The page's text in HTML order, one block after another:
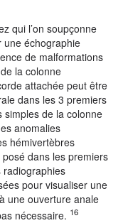
qui l’on soupçonne
une échographie
de malformations
la colonne
attachée peut être
dans les 3 premiers
simples de la colonne
anomalies
hémivertèbres
dans les premiers
radiographies
pour visualiser une
une ouverture anale
nécessaire. 16